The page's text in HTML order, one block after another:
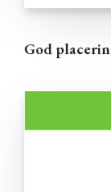
God